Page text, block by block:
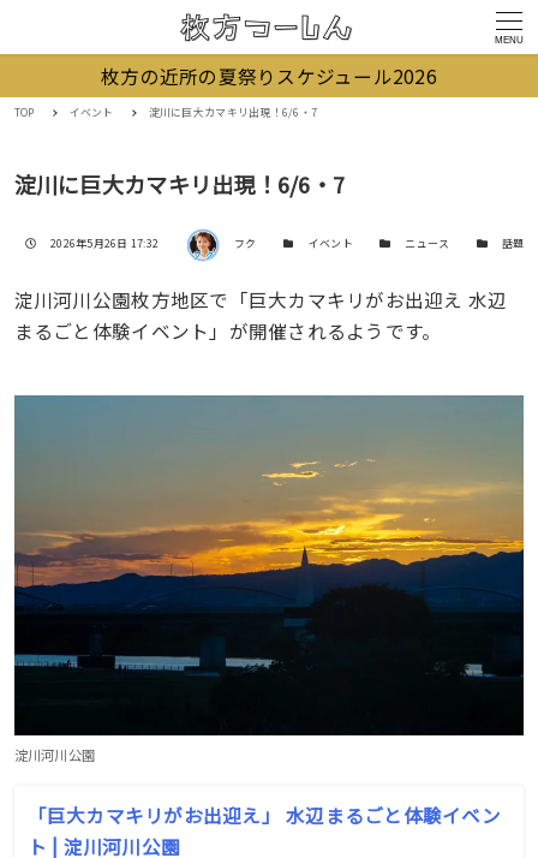
MENU
枚方の近所の夏祭りスケジュール2026
TOP イベント 淀川に巨大カマキリ出現！6/6・7
淀川に巨大カマキリ出現！6/6・7
投稿日
2026年5月26日 17:32 著者 フク カテゴリー
イベント カテゴリー
ニュース カテゴリー
話題
淀川河川公園枚方地区で「巨大カマキリがお出迎え 水辺
まるごと体験イベント」が開催されるようです。
淀川河川公園
「巨大カマキリがお出迎え」 水辺まるごと体験イベン
ト | 淀川河川公園